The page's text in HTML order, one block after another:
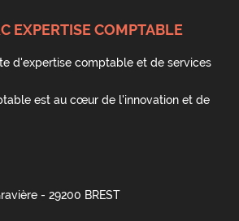
EXPERTISE COMPTABLE
d'expertise comptable et de services
est au cœur de l'innovation et de
- 29200 BREST